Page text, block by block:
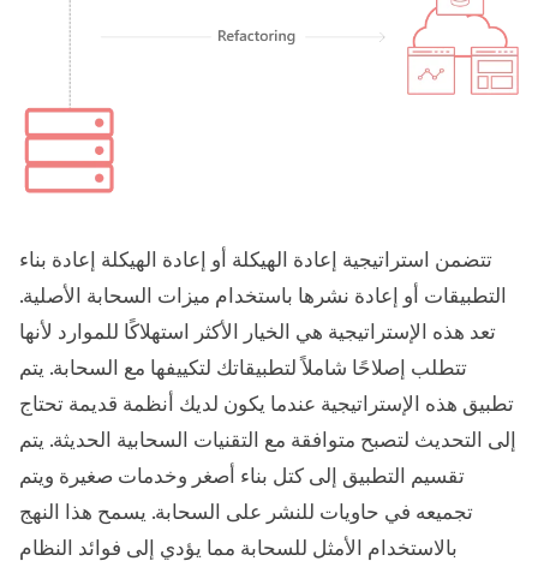
تتضمن استراتيجية إعادة الهيكلة أو إعادة الهيكلة إعادة بناء
التطبيقات أو إعادة نشرها باستخدام ميزات السحابة الأصلية.
تعد هذه الإستراتيجية هي الخيار الأكثر استهلاكًا للموارد لأنها
تتطلب إصلاحًا شاملاً لتطبيقاتك لتكييفها مع السحابة. يتم
تطبيق هذه الإستراتيجية عندما يكون لديك أنظمة قديمة تحتاج
إلى التحديث لتصبح متوافقة مع التقنيات السحابية الحديثة. يتم
تقسيم التطبيق إلى كتل بناء أصغر وخدمات صغيرة ويتم
تجميعه في حاويات للنشر على السحابة. يسمح هذا النهج
بالاستخدام الأمثل للسحابة مما يؤدي إلى فوائد النظام